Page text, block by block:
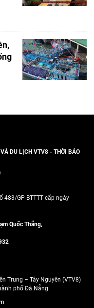
DU LỊCH VTV8 - THỜI BÁO
483/GP-BTTTT cấp ngày
Quốc Thắng,
Trung – Tây Nguyên (VTV8)
phố Đà Nẵng